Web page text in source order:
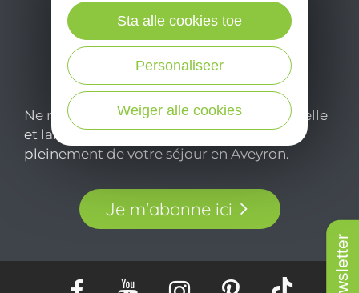
Newsletter
Ne manquez pas notre newsletter mensuelle
et laissez-vous inspirer pour profiter
pleinement de votre séjour en Aveyron.
Je m'abonne ici
Weiger alle cookies
Personaliseer
Sta alle cookies toe